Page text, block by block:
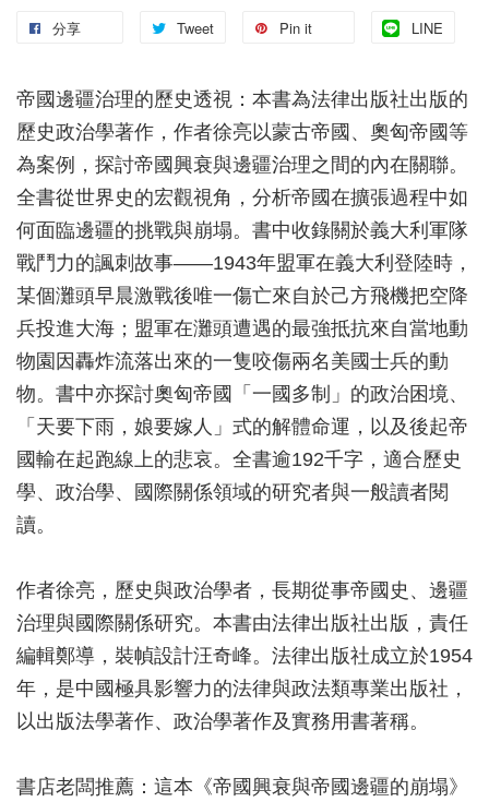
分享 Tweet Pin it LINE
帝國邊疆治理的歷史透視：本書為法律出版社出版的
歷史政治學著作，作者徐亮以蒙古帝國、奧匈帝國等
為案例，探討帝國興衰與邊疆治理之間的內在關聯。
全書從世界史的宏觀視角，分析帝國在擴張過程中如
何面臨邊疆的挑戰與崩塌。書中收錄關於義大利軍隊
戰鬥力的諷刺故事——1943年盟軍在義大利登陸時，
某個灘頭早晨激戰後唯一傷亡來自於己方飛機把空降
兵投進大海；盟軍在灘頭遭遇的最強抵抗來自當地動
物園因轟炸流落出來的一隻咬傷兩名美國士兵的動
物。書中亦探討奧匈帝國「一國多制」的政治困境、
「天要下雨，娘要嫁人」式的解體命運，以及後起帝
國輸在起跑線上的悲哀。全書逾192千字，適合歷史
學、政治學、國際關係領域的研究者與一般讀者閱
讀。
作者徐亮，歷史與政治學者，長期從事帝國史、邊疆
治理與國際關係研究。本書由法律出版社出版，責任
編輯鄭導，裝幀設計汪奇峰。法律出版社成立於1954
年，是中國極具影響力的法律與政法類專業出版社，
以出版法學著作、政治學著作及實務用書著稱。
書店老闆推薦：這本《帝國興衰與帝國邊疆的崩塌》